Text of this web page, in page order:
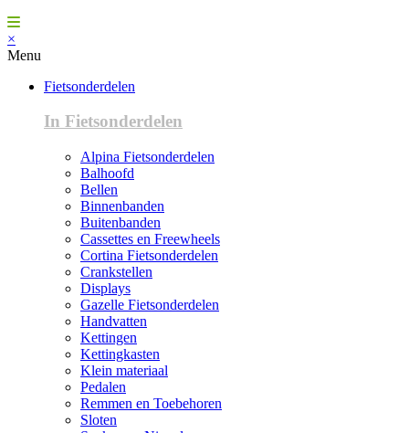
×
Menu
Fietsonderdelen
In Fietsonderdelen
Alpina Fietsonderdelen
Balhoofd
Bellen
Binnenbanden
Buitenbanden
Cassettes en Freewheels
Cortina Fietsonderdelen
Crankstellen
Displays
Gazelle Fietsonderdelen
Handvatten
Kettingen
Kettingkasten
Klein materiaal
Pedalen
Remmen en Toebehoren
Sloten